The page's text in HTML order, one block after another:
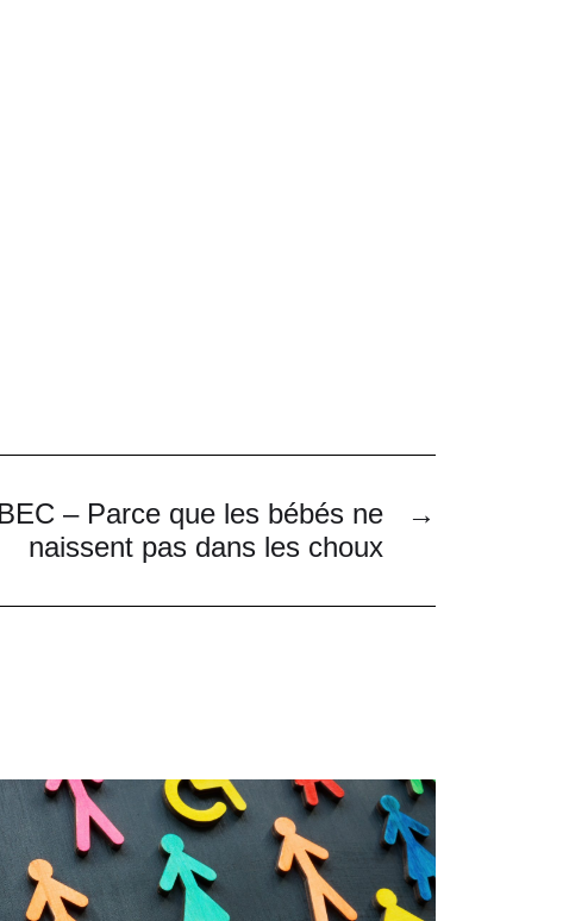
→
– Parce que les bébés ne
naissent pas dans les choux